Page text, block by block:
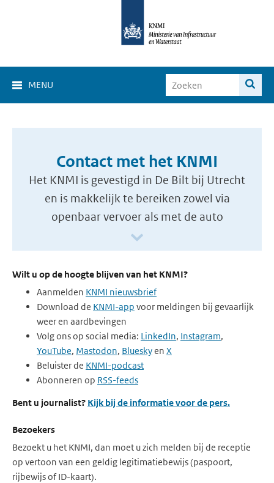
MENU
Contact met het KNMI
Het KNMI is gevestigd in De Bilt bij Utrecht
en is makkelijk te bereiken zowel via
openbaar vervoer als met de auto
Wilt u op de hoogte blijven van het KNMI?
Aanmelden KNMI nieuwsbrief
Download de KNMI-app voor meldingen bij gevaarlijk
weer en aardbevingen
Volg ons op social media: LinkedIn, Instagram,
YouTube, Mastodon, Blueskyen X
Beluister de KNMI-podcast
Abonneren op RSS-feeds
Bent u journalist? Kijk bij de informatie voor de pers.
Bezoekers
Bezoekt u het KNMI, dan moet u zich melden bij de receptie
op vertoon van een geldig legitimatiebewijs (paspoort,
rijbewijs of ID-kaart).